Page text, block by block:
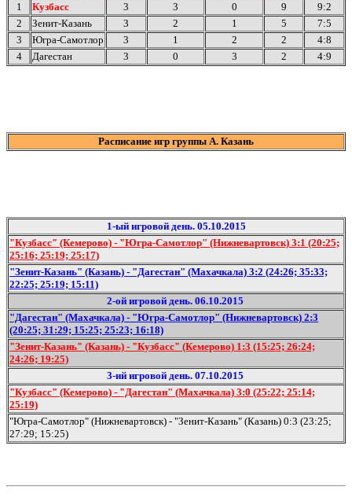
1
Кузбасс 3 3 0 9
9:2
2
Зенит-Казань 3 2 1 5
7:5
3
Югра-Самотлор 3 1 2 2
4:8
4
Дагестан 3 0 3 2 4:9
Расписание игр группы А. Казань
1-ый игровой день. 05.10.2015
"Кузбасс" (Кемерово) - "Югра-Самотлор" (Нижневартовск) 3:1 (20:25;
25:16; 25:19; 25:17)
"Зенит-Казань" (Казань) - "Дагестан" (Махачкала) 3:2 (24:26; 35:33;
22:25; 25:19; 15:11)
2-ой игровой день. 06.10.2015
"Дагестан" (Махачкала) - "Югра-Самотлор" (Нижневартовск) 2:3
(20:25; 31:29; 15:25; 25:23; 16:18)
"Зенит-Казань" (Казань) - "Кузбасс" (Кемерово) 1:3 (15:25; 26:24;
24:26; 19:25)
3-ий игровой день. 07.10.2015
"Кузбасс" (Кемерово) - "Дагестан" (Махачкала) 3:0 (25:22; 25:14;
25:19)
"Югра-Самотлор" (Нижневартовск) - "Зенит-Казань" (Казань) 0:3 (23:25;
27:29; 15:25)